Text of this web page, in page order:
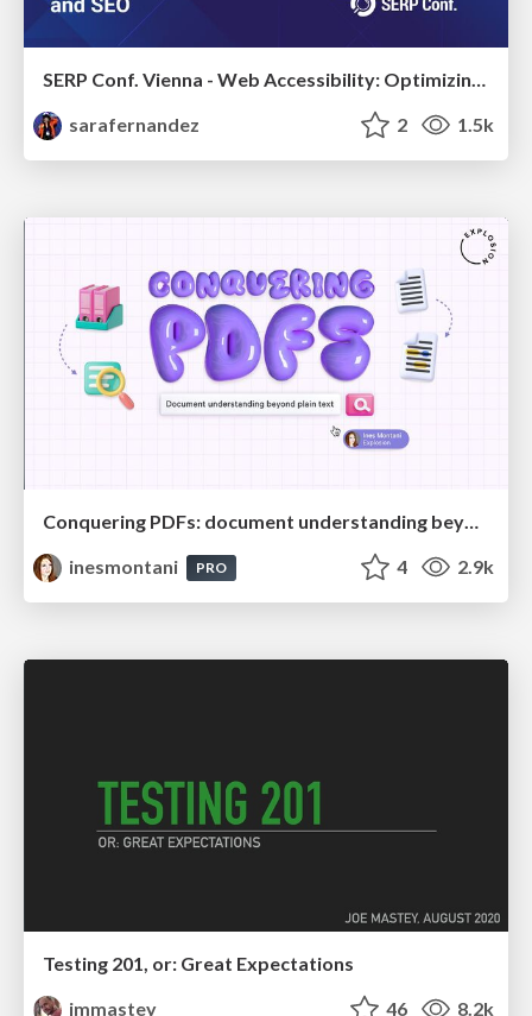
sarafernandez
2 1.5k
Conquering PDFs: document understanding beyond plain text
inesmontani
PRO 4 2.9k
Testing 201, or: Great Expectations
jmmastey
46 8.2k